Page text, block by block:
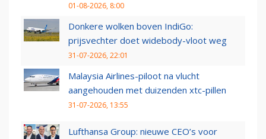
01-08-2026, 8:00
Donkere wolken boven IndiGo:
prijsvechter doet widebody-vloot weg
31-07-2026, 22:01
Malaysia Airlines-piloot na vlucht
aangehouden met duizenden xtc-pillen
31-07-2026, 13:55
Lufthansa Group: nieuwe CEO’s voor